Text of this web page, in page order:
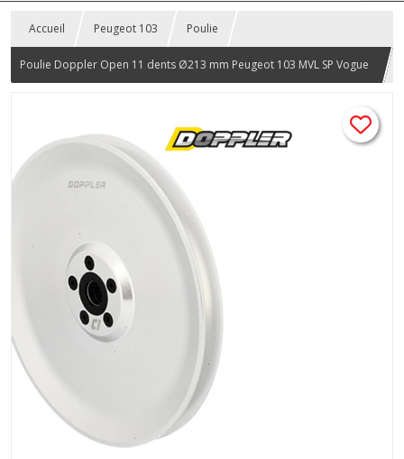
Accueil Peugeot 103 Poulie
Poulie Doppler Open 11 dents Ø213 mm Peugeot 103 MVL SP Vogue